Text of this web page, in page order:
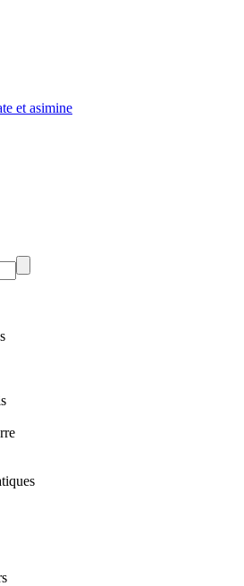
et asimine